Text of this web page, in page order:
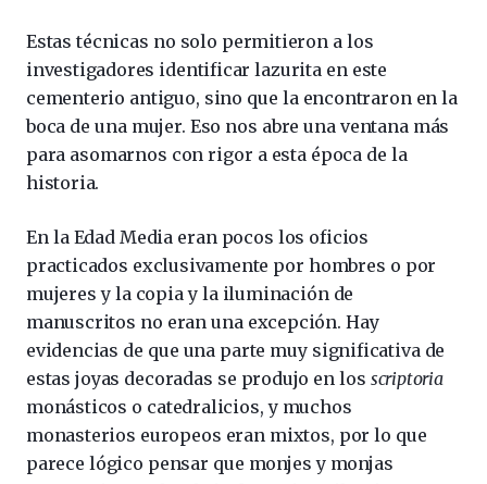
Estas técnicas no solo permitieron a los
investigadores identificar lazurita en este
cementerio antiguo, sino que la encontraron en la
boca de una mujer. Eso nos abre una ventana más
para asomarnos con rigor a esta época de la
historia.
En la Edad Media eran pocos los oficios
practicados exclusivamente por hombres o por
mujeres y la copia y la iluminación de
manuscritos no eran una excepción. Hay
evidencias de que una parte muy significativa de
estas joyas decoradas se produjo en los scriptoria
monásticos o catedralicios, y muchos
monasterios europeos eran mixtos, por lo que
parece lógico pensar que monjes y monjas